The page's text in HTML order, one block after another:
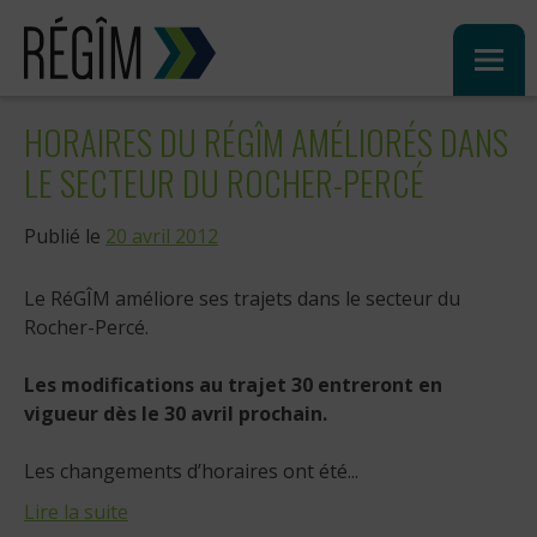
Sauter
contenu
HORAIRES DU RÉGÎM AMÉLIORÉS DANS
LE SECTEUR DU ROCHER-PERCÉ
Publié le 20 avril 2012
Le RéGÎM améliore ses trajets dans le secteur du
Rocher-Percé.
Les modifications au trajet 30 entreront en
vigueur dès le 30 avril prochain.
Les changements d’horaires ont été...
Lire la suite